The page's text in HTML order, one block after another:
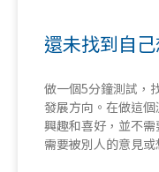
還未找到自
做一個5分鐘測試，
發展方向。在做這
興趣和喜好，並不
需要被別人的意見或